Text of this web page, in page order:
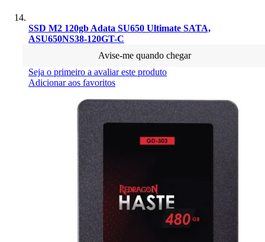
SSD M2 120gb Adata SU650 Ultimate SATA,
ASU650NS38-120GT-C
Avise-me quando chegar
Seja o primeiro a avaliar este produto
Adicionar aos favoritos